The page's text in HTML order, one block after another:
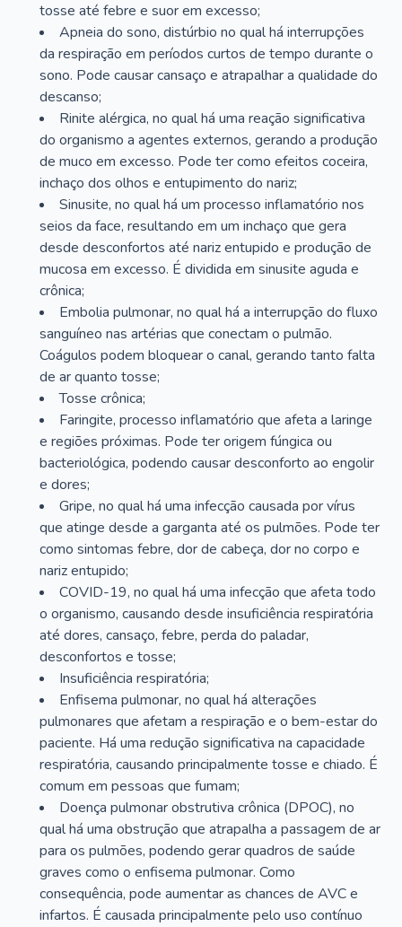
tosse até febre e suor em excesso;
Apneia do sono, distúrbio no qual há interrupções
da respiração em períodos curtos de tempo durante o
sono. Pode causar cansaço e atrapalhar a qualidade do
descanso;
Rinite alérgica, no qual há uma reação significativa
do organismo a agentes externos, gerando a produção
de muco em excesso. Pode ter como efeitos coceira,
inchaço dos olhos e entupimento do nariz;
Sinusite, no qual há um processo inflamatório nos
seios da face, resultando em um inchaço que gera
desde desconfortos até nariz entupido e produção de
mucosa em excesso. É dividida em sinusite aguda e
crônica;
Embolia pulmonar, no qual há a interrupção do fluxo
sanguíneo nas artérias que conectam o pulmão.
Coágulos podem bloquear o canal, gerando tanto falta
de ar quanto tosse;
Tosse crônica;
Faringite, processo inflamatório que afeta a laringe
e regiões próximas. Pode ter origem fúngica ou
bacteriológica, podendo causar desconforto ao engolir
e dores;
Gripe, no qual há uma infecção causada por vírus
que atinge desde a garganta até os pulmões. Pode ter
como sintomas febre, dor de cabeça, dor no corpo e
nariz entupido;
COVID-19, no qual há uma infecção que afeta todo
o organismo, causando desde insuficiência respiratória
até dores, cansaço, febre, perda do paladar,
desconfortos e tosse;
Insuficiência respiratória;
Enfisema pulmonar, no qual há alterações
pulmonares que afetam a respiração e o bem-estar do
paciente. Há uma redução significativa na capacidade
respiratória, causando principalmente tosse e chiado. É
comum em pessoas que fumam;
Doença pulmonar obstrutiva crônica (DPOC), no
qual há uma obstrução que atrapalha a passagem de ar
para os pulmões, podendo gerar quadros de saúde
graves como o enfisema pulmonar. Como
consequência, pode aumentar as chances de AVC e
infartos. É causada principalmente pelo uso contínuo